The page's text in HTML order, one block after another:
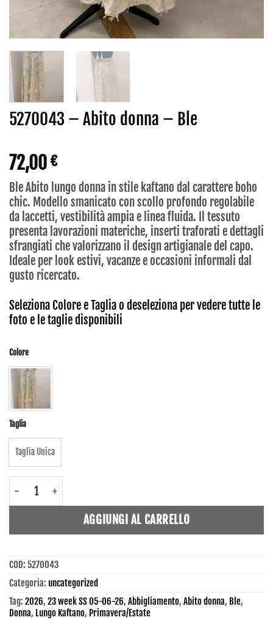
5270043 – Abito donna – Ble
72,00 €
Ble Abito lungo donna in stile kaftano dal carattere boho
chic. Modello smanicato con scollo profondo regolabile
da laccetti, vestibilità ampia e linea fluida. Il tessuto
presenta lavorazioni materiche, inserti traforati e dettagli
sfrangiati che valorizzano il design artigianale del capo.
Ideale per look estivi, vacanze e occasioni informali dal
gusto ricercato.
Seleziona Colore e Taglia o deseleziona per vedere tutte le
foto e le taglie disponibili
Colore
Taglia
Taglia Unica
AGGIUNGI AL CARRELLO
COD: 5270043
Categoria: uncategorized
Tag: 2026, 23 week SS 05-06-26, Abbigliamento, Abito donna, Ble,
Donna, Lungo Kaftano, Primavera/Estate